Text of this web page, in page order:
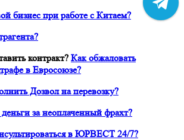
бизнес при работе с Китаем?
контракт? Как обжаловать
в Евросоюзе?
Дозвол на перевозку?
за неоплаченный фрахт?
в ЮРВЕСТ 24/7?